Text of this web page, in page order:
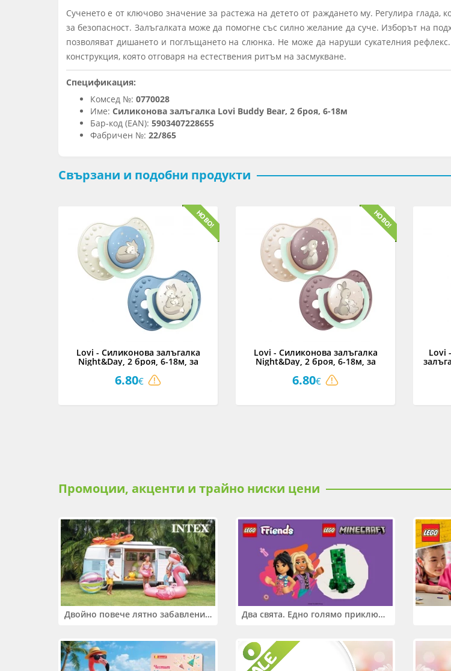
Сученето е от ключово значение за растежа на детето от раждането му. Регулира глада,
за безопасност. Залъгалката може да помогне със силно желание да суче. Изборът на
позволяват дишането и поглъщането на слюнка. Не може да наруши сукателния
конструкция, която отговаря на естествения ритъм на засмукване.
Спецификация:
Комсед №: 0770028
Име: Силиконова залъгалка Lovi Buddy Bear, 2 броя, 6-18м
Бар-код (EAN): 5903407228655
Фабричен №: 22/865
Свързани и подобни продукти
Lovi - Силиконова залъгалка
Night&Day, 2 броя, 6-18м, за
6.80€
Lovi - Силиконова залъгалка
Night&Day, 2 броя, 6-18м, за
6.80€
Lovi
Промоции, акценти и трайно ниски цени
Двойно повече лятно забавление! Купи 2 продукта INTEX и вземи -33% Два свята. Едно голямо приключение. Купи 2 продукта LEGO® Friends и/или LEGO® Minecraft и вземи -27%